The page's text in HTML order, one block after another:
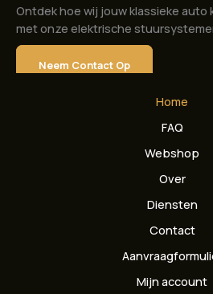
Ontdek hoe wij jouw klassieke
met onze elektrische
Neem Contact Op
Home
FAQ
Webshop
Over
Diensten
Contact
Mijn account